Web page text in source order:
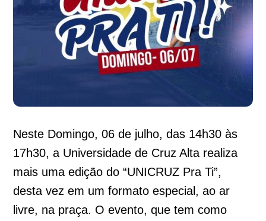
Neste Domingo, 06 de julho, das 14h30 às
17h30, a Universidade de Cruz Alta realiza
mais uma edição do “UNICRUZ Pra Ti”,
desta vez em um formato especial, ao ar
livre, na praça. O evento, que tem como